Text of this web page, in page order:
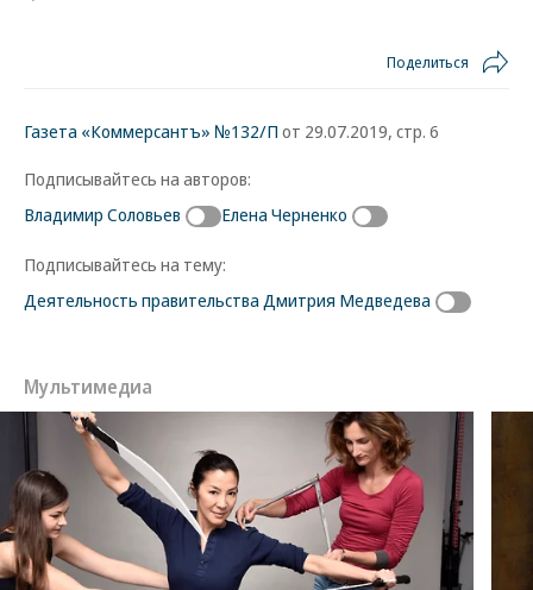
Поделиться
Газета «Коммерсантъ» №132/П от 29.07.2019, стр. 6
Подписывайтесь на авторов:
Владимир Соловьев
Елена Черненко
Подписывайтесь на тему:
Деятельность правительства Дмитрия Медведева
Мультимедиа